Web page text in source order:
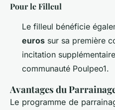
Pour le Filleul
Le filleul bénéficie
euros sur sa première
incitation
communauté Poulpeo1.
Avantages du
Le programme de